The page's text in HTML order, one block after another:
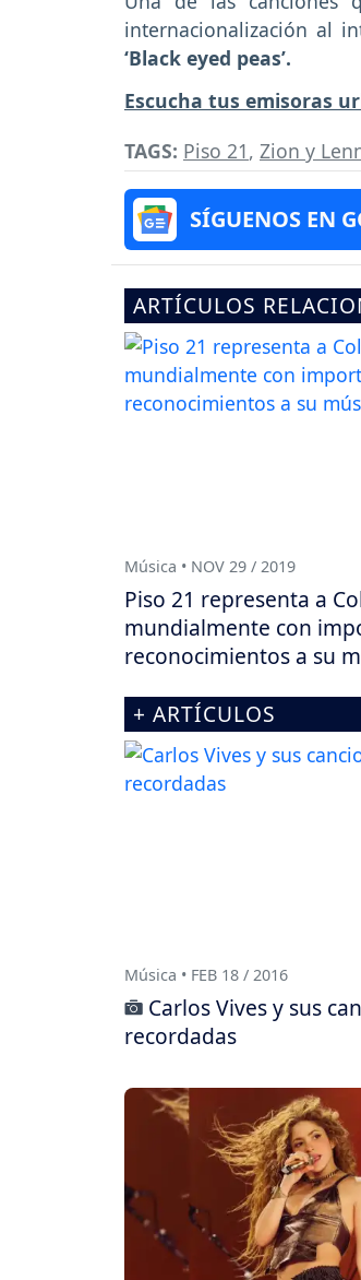
internacionalización al
‘Black eyed peas’.
Escucha tus emisoras
TAGS: Piso 21, Zion y
SÍGUENOS EN
ARTÍCULOS
Música • NOV 29 / 2019
Piso 21 representa a
mundialmente con
reconocimientos a su
+ ARTÍCULOS
Música • FEB 18 / 2016
Carlos Vives y sus
recordadas